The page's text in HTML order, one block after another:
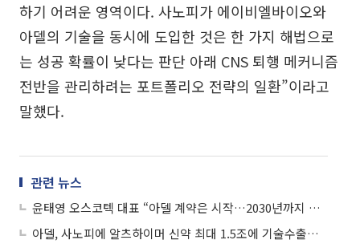
하기 어려운 영역이다. 사노피가 에이비엘바이오와
아델의 기술을 동시에 도입한 것은 한 가지 해법으로
는 성공 확률이 낮다는 판단 아래 CNS 퇴행 메커니즘
전반을 관리하려는 포트폴리오 전략의 일환”이라고
말했다.
관련 뉴스
윤태영 오스코텍 대표 “아델 계약은 시작…2030년까지 글로벌 기술수출 3건 목표”
아델, 사노피에 알츠하이머 신약 최대 1.5조에 기술수출…선급금 1200억 원